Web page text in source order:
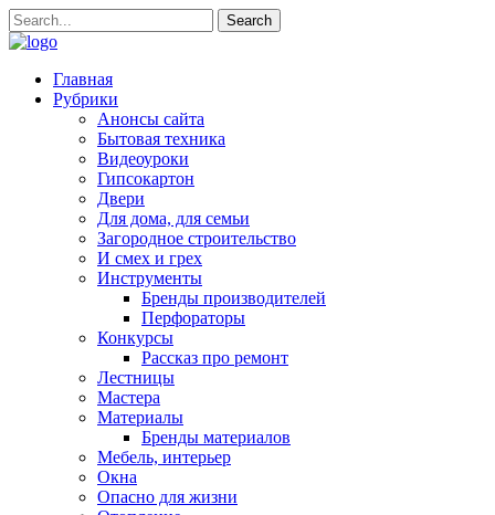
Главная
Рубрики
Анонсы сайта
Бытовая техника
Видеоуроки
Гипсокартон
Двери
Для дома, для семьи
Загородное строительство
И смех и грех
Инструменты
Бренды производителей
Перфораторы
Конкурсы
Рассказ про ремонт
Лестницы
Мастера
Материалы
Бренды материалов
Мебель, интерьер
Окна
Опасно для жизни